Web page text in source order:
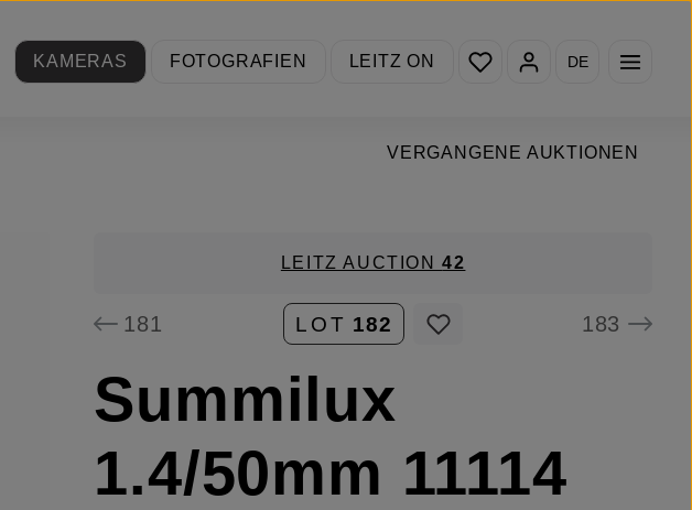
KAMERAS
FOTOGRAFIEN LEITZ ON
Du hast 0 Produkte auf
DE
VERGANGENE AUKTIONEN
LEITZ AUCTION42
181 LOT 182 183
Summilux
1.4/50mm 11114